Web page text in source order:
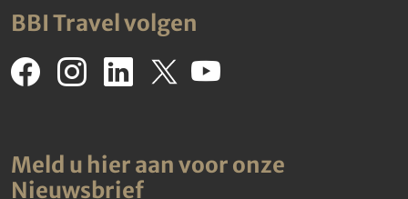
BBI Travel volgen
Meld u hier aan voor onze
Nieuwsbrief